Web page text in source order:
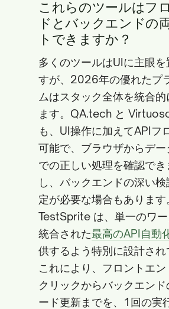
これらのツールはフ
ドとバックエンドの
トできますか？
多くのツールはUIに主眼を
すが、2026年の優れたプ
ムはスタック全体を統合的
ます。QA.tech と
も、UI操作に加えてAPIフ
可能で、ブラウザからデー
での正しい処理を確認で
し、バックエンドの深い
定が必要な場合もあります
TestSprite は、単一のワ
統合された最高のAPI自動
供するよう特別に設計され
これにより、フロントエ
クリックからバックエンド
ード更新までを、1回の実